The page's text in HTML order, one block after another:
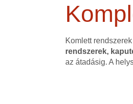
Komlett
rendszerek,
az átadásig. A